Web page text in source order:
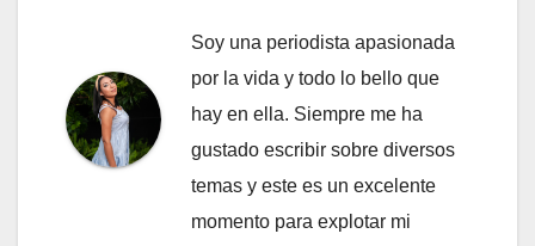
Soy una periodista apasionada
por la vida y todo lo bello que
hay en ella. Siempre me ha
gustado escribir sobre diversos
temas y este es un excelente
momento para explotar mi